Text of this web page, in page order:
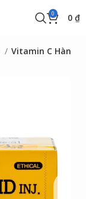
0 0 ₫
Vitamin C Hàn